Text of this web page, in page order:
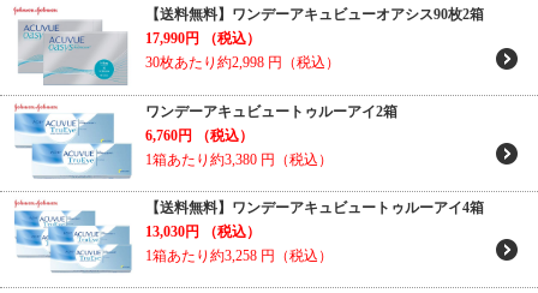
【送料無料】ワンデーアキュビューオアシス90枚2箱
17,990円
（税込）
30枚あたり約2,998 円（税込）
ワンデーアキュビュートゥルーアイ2箱
6,760円
（税込）
1箱あたり約3,380 円（税込）
【送料無料】ワンデーアキュビュートゥルーアイ4箱
13,030円
（税込）
1箱あたり約3,258 円（税込）